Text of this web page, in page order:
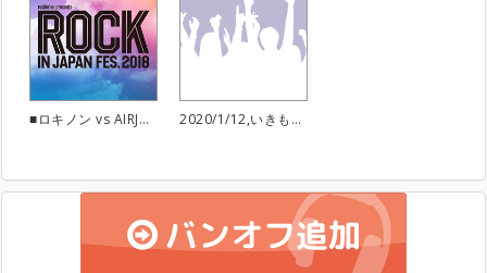
■ロキノン vs AIRJAM ライブハウスセッション 大久保■ 2020/1/12,いきものがかりセッション